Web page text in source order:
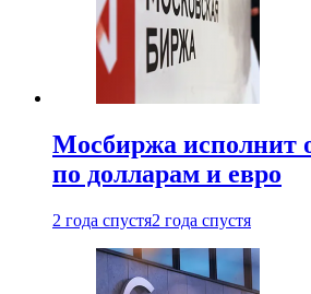
Мосбиржа исполнит
по долларам и евро
2 года спустя2 года спустя